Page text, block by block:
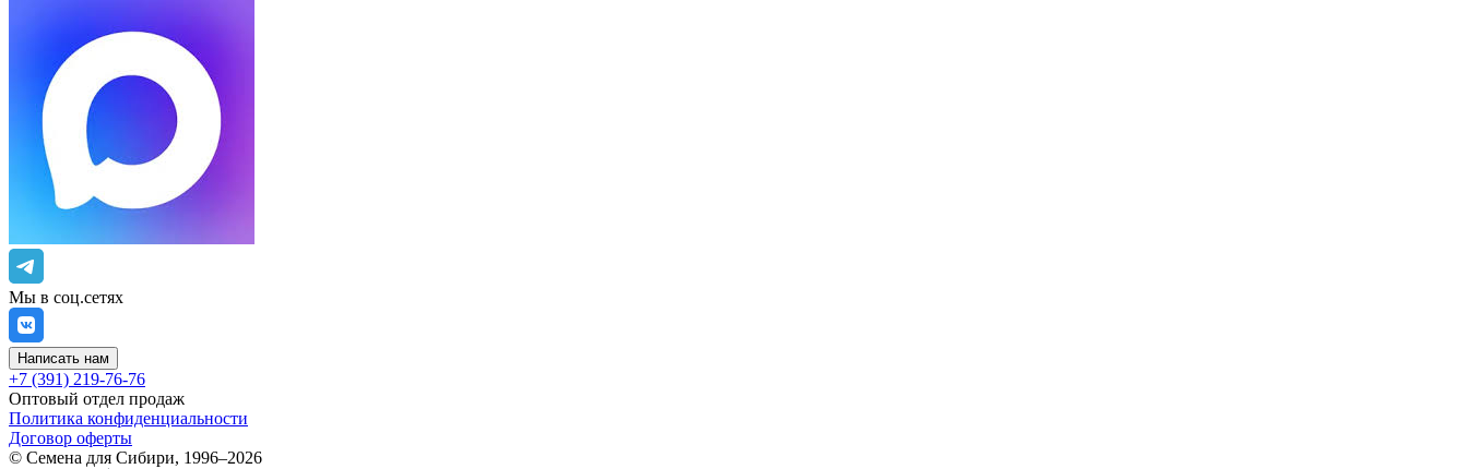
Мы в соц.сетях
Написать нам
+7 (391) 219-76-76
Оптовый отдел продаж
Политика конфиденциальности
Договор оферты
© Семена для Сибири, 1996–2026